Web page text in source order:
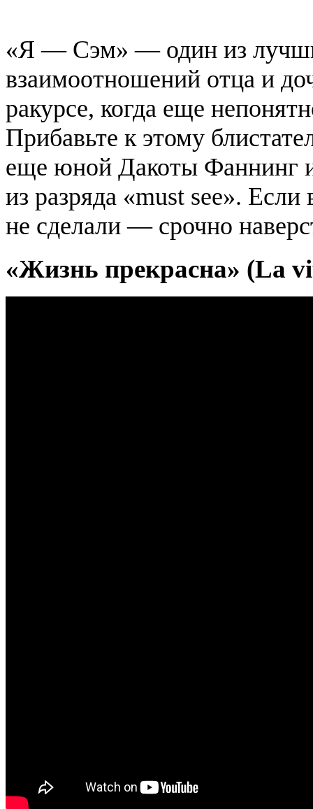
«Я — Сэм» — один из
взаимоотношений отца и
ракурсе, когда еще
Прибавьте к этому
еще юной Дакоты Фаннинг
из разряда «must see».
не сделали — срочно
«Жизнь прекрасна» (La